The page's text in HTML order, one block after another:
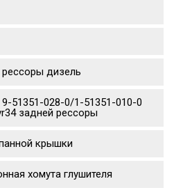
дизель
51351-028-0/1-51351-010-0
задней рессоры
крышки
хомута глушителя